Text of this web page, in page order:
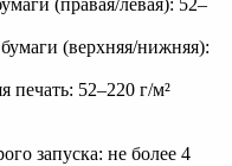
(верхняя/нижняя):
печать: 52–220 г/м²
запуска: не более 4